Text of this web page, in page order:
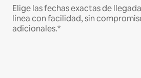
Elige las fechas exactas de
línea con facilidad, sin
adicionales.*